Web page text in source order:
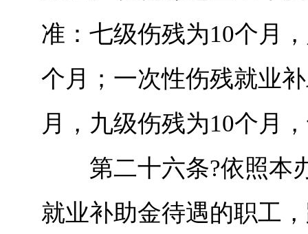
准：七级伤残为10个月
个月；一次性伤残就业
月，九级伤残为10个月
第二十六条?依照本办
就业补助金待遇的职工